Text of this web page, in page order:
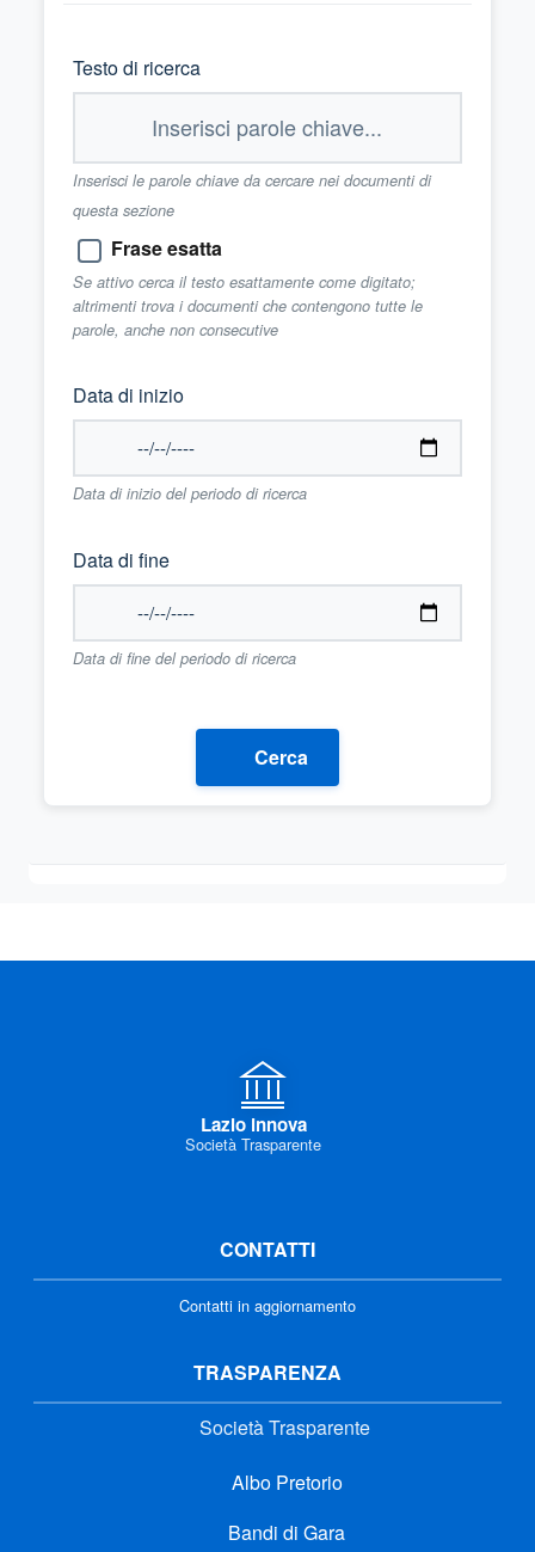
Testo di ricerca
Inserisci le parole chiave da cercare nei documenti di
questa sezione
Frase esatta
Se attivo cerca il testo esattamente come digitato;
altrimenti trova i documenti che contengono tutte le
parole, anche non consecutive
Data di inizio
Data di inizio del periodo di ricerca
Data di fine
Data di fine del periodo di ricerca
Cerca
Lazio innova
Società Trasparente
CONTATTI
Contatti in aggiornamento
TRASPARENZA
Società Trasparente
Albo Pretorio
Bandi di Gara